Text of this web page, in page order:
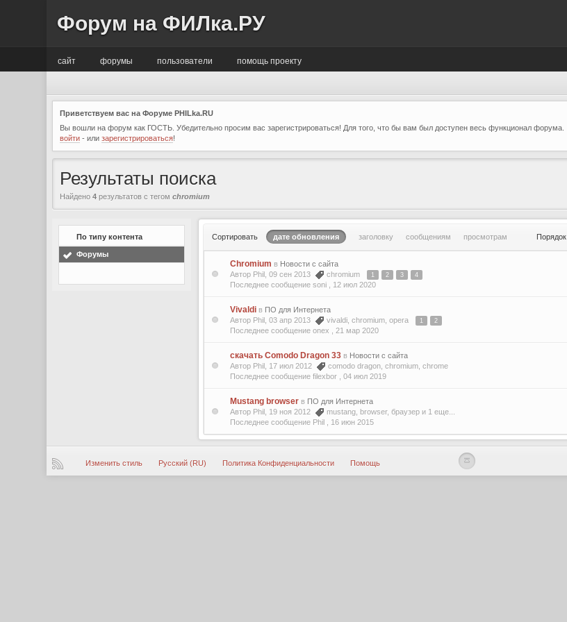
Форум на ФИЛка.РУ
сайт помощь проекту
форумы пользователи
Приветствуем вас на Форуме PHILka.RU
Вы вошли на форум как ГОСТЬ. Убедительно просим вас зарегистрироваться! Для того, что бы вам был доступен весь функционал форума.
войти - илизарегистрироваться!
Результаты поиска
Найдено4 результатов с тегомchromium
По типу контента
Форумы
Сортировать дате обновления заголовку сообщениям просмотрам Порядок
Chromium в Новости с сайта
Автор Phil, 09 сен 2013
chromium 1 2 3 4
Последнее сообщение soni , 12 июл 2020
Vivaldi в ПО для Интернета
Автор Phil, 03 апр 2013
vivaldi ,chromium ,opera 1 2
Последнее сообщение onex , 21 мар 2020
скачать Comodo Dragon 33 в Новости с сайта
Автор Phil, 17 июл 2012
comodo dragon ,chromium ,chrome
Последнее сообщение filexbor ,04 июл 2019
Mustang browser в ПО для Интернета
Автор Phil, 19 ноя 2012
mustang browser,браузер и 1 еще...
Последнее сообщение Phil , 16 июн 2015
Изменить стиль Русский (RU) Политика Конфиденциальности Помощь